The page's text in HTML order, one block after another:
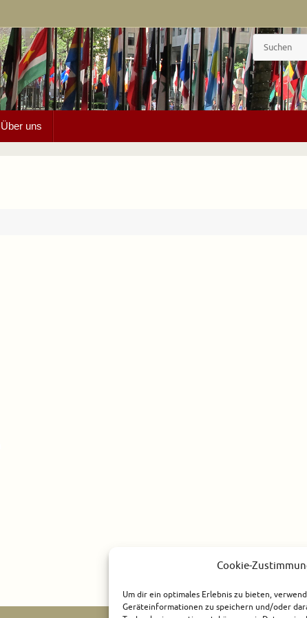
Cookie-
Um dir ein optimales Erlebnis zu bieten,
Geräteinformationen zu speichern und/oder
Suchen
Über uns